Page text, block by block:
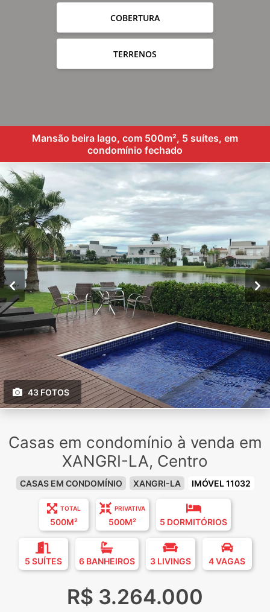
COBERTURA
TERRENOS
Mansão beira lago, com 500m², 5 suítes, em
condomínio fechado
43 FOTOS
Casas em condomínio à venda em
XANGRI-LA, Centro
CASAS EM CONDOMÍNIO XANGRI-LA IMÓVEL 11032
TOTAL
500M²
PRIVATIVA
500M² 5 DORMITÓRIOS
5 SUÍTES 6 BANHEIROS 3 LIVINGS 4 VAGAS
R$ 3.264.000